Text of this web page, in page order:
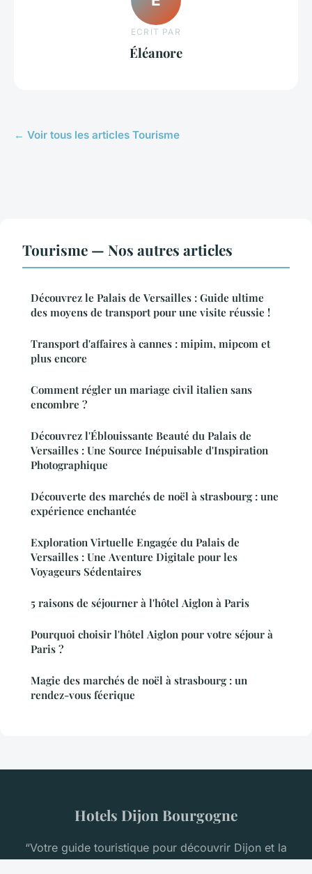
ECRIT PAR
Éléanore
← Voir tous les articles Tourisme
Tourisme — Nos autres articles
Découvrez le Palais de Versailles : Guide ultime
des moyens de transport pour une visite réussie !
Transport d'affaires à cannes : mipim, mipcom et
plus encore
Comment régler un mariage civil italien sans
encombre ?
Découvrez l'Éblouissante Beauté du Palais de
Versailles : Une Source Inépuisable d'Inspiration
Photographique
Découverte des marchés de noël à strasbourg : une
expérience enchantée
Exploration Virtuelle Engagée du Palais de
Versailles : Une Aventure Digitale pour les
Voyageurs Sédentaires
5 raisons de séjourner à l'hôtel Aiglon à Paris
Pourquoi choisir l'hôtel Aiglon pour votre séjour à
Paris ?
Magie des marchés de noël à strasbourg : un
rendez-vous féerique
Hotels Dijon Bourgogne
“Votre guide touristique pour découvrir Dijon et la